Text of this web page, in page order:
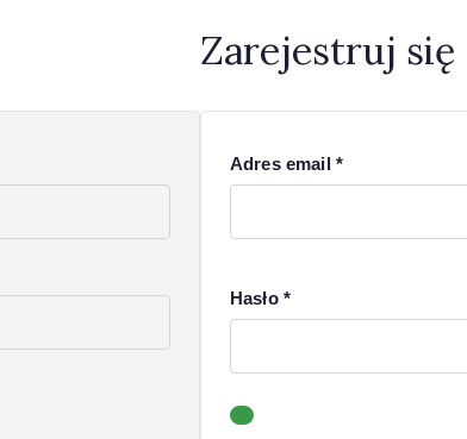
Zarejestruj się
Adres email *
Hasło *